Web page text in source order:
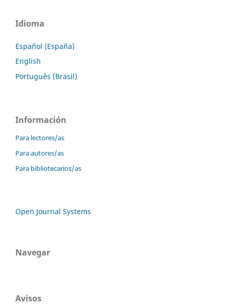
Idioma
Español (España)
English
Português (Brasil)
Información
Para lectores/as
Para autores/as
Para bibliotecarios/as
Open Journal Systems
Navegar
Avisos